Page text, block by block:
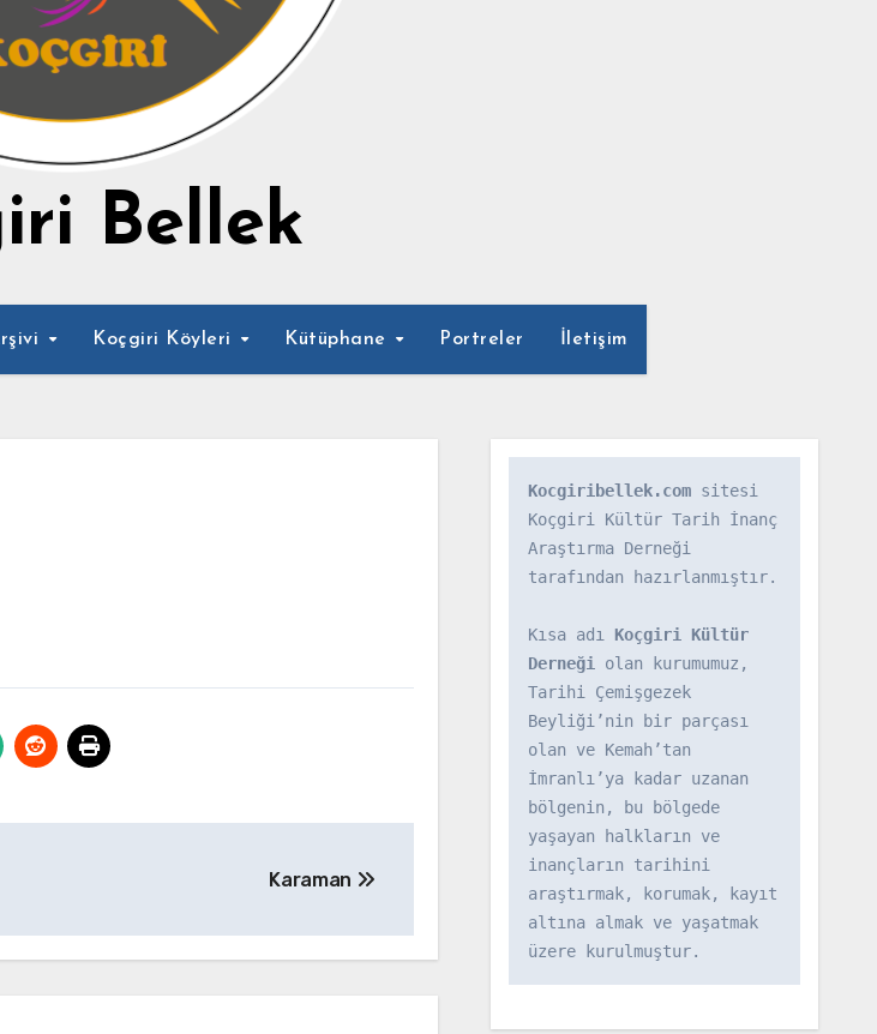
Bellek
Koçgiri Köyleri Kütüphane Portreler İletişim
Karaman
Kocgiribellek.com sitesi
Koçgiri Kültür Tarih İnanç
Araştırma Derneği
tarafından hazırlanmıştır.
Kısa adı Koçgiri Kültür
Derneği olan kurumumuz,
Tarihi Çemişgezek
Beyliği’nin bir parçası
olan ve Kemah’tan
İmranlı’ya kadar uzanan
bölgenin, bu bölgede
yaşayan halkların ve
inançların tarihini
araştırmak, korumak, kayıt
altına almak ve yaşatmak
üzere kurulmuştur.